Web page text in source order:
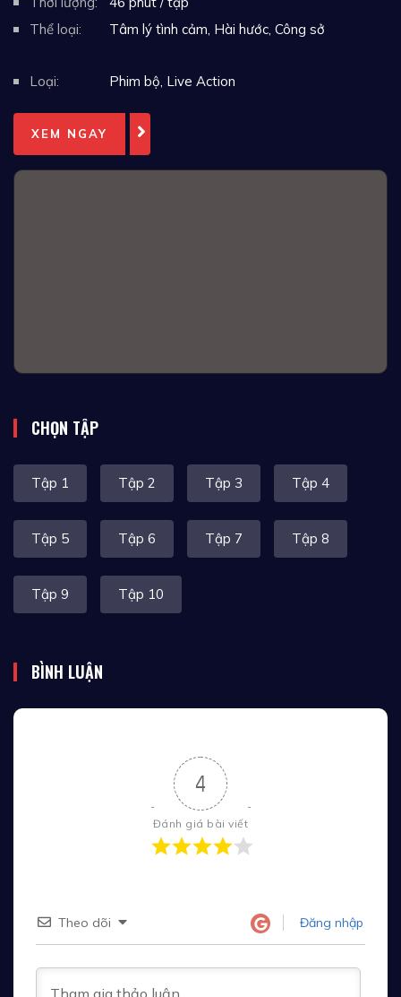
Thể loại:
Tâm lý tình cảm, Hài hước, Công sở
Loại: Phim bộ, Live Action
XEM NGAY
CHỌN TẬP
Tập 1 Tập 2 Tập 3 Tập 4
Tập 5 Tập 6 Tập 7 Tập 8
Tập 9 Tập 10
BÌNH LUẬN
4
Đánh giá bài viết
Theo dõi Đăng nhập